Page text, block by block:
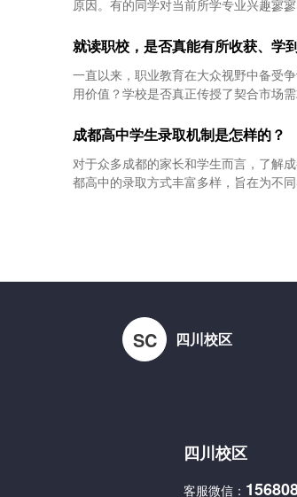
原因。有的同学对当前所学专业兴趣寥
就读职校，是否真能有所收获、学
一直以来，职业教育在大众视野中备受
用价值？学校是否真正传授了契合市场
成都高中学生录取机制是怎样的？
对于众多成都的家长和学生而言，了解
都高中的录取方式丰富多样，旨在为不
SC 四川校区
四川校区
客服微信：